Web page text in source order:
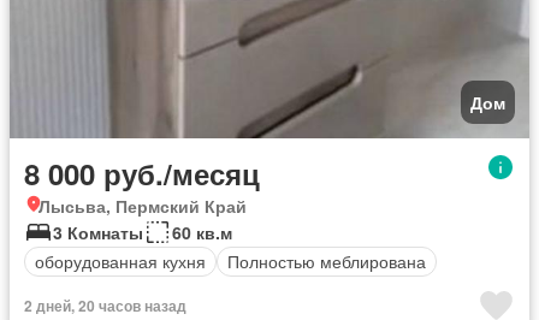
Дом
8 000 руб./месяц
Лысьва, Пермский Край
3 Комнаты
60 кв.м
оборудованная кухня
Полностью меблирована
2 дней, 20 часов назад